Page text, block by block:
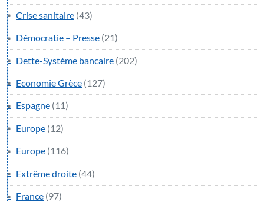
Crise sanitaire (43)
Démocratie – Presse (21)
Dette-Système bancaire (202)
Economie Grèce (127)
Espagne (11)
Europe (12)
Europe (116)
Extrême droite (44)
France (97)